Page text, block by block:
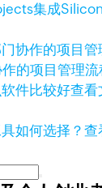
集成
的项目管理流
查看
查